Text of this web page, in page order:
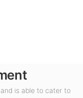
is able to cater to